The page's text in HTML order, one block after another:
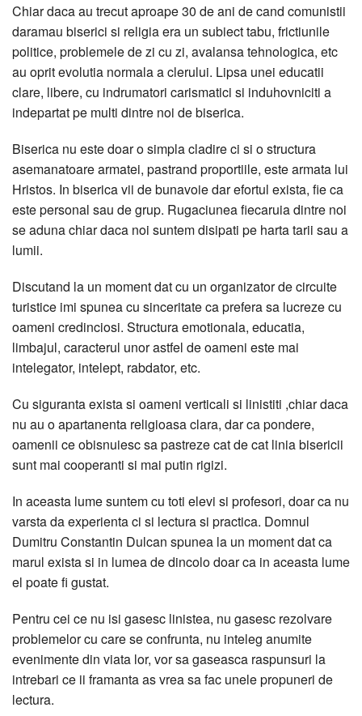
Chiar daca au trecut aproape 30 de ani de cand comunistii
daramau biserici si religia era un subiect tabu, frictiunile
politice, problemele de zi cu zi, avalansa tehnologica, etc
au oprit evolutia normala a clerului. Lipsa unei educatii
clare, libere, cu indrumatori carismatici si induhovniciti a
indepartat pe multi dintre noi de biserica.
Biserica nu este doar o simpla cladire ci si o structura
asemanatoare armatei, pastrand proportiile, este armata lui
Hristos. In biserica vii de bunavoie dar efortul exista, fie ca
este personal sau de grup. Rugaciunea fiecaruia dintre noi
se aduna chiar daca noi suntem disipati pe harta tarii sau a
lumii.
Discutand la un moment dat cu un organizator de circuite
turistice imi spunea cu sinceritate ca prefera sa lucreze cu
oameni credinciosi. Structura emotionala, educatia,
limbajul, caracterul unor astfel de oameni este mai
intelegator, intelept, rabdator, etc.
Cu siguranta exista si oameni verticali si linistiti ,chiar daca
nu au o apartanenta religioasa clara, dar ca pondere,
oamenii ce obisnuiesc sa pastreze cat de cat linia bisericii
sunt mai cooperanti si mai putin rigizi.
In aceasta lume suntem cu toti elevi si profesori, doar ca nu
varsta da experienta ci si lectura si practica. Domnul
Dumitru Constantin Dulcan spunea la un moment dat ca
marul exista si in lumea de dincolo doar ca in aceasta lume
el poate fi gustat.
Pentru cei ce nu isi gasesc linistea, nu gasesc rezolvare
problemelor cu care se confrunta, nu inteleg anumite
evenimente din viata lor, vor sa gaseasca raspunsuri la
intrebari ce ii framanta as vrea sa fac unele propuneri de
lectura.